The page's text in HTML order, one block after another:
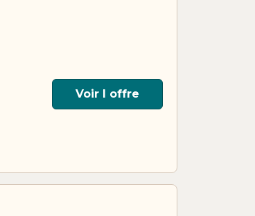
Voir l offre